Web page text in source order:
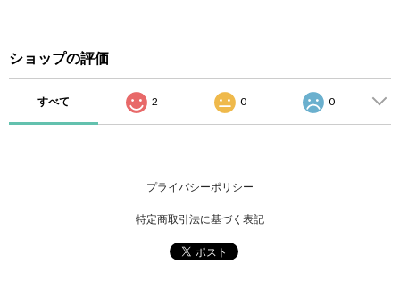
ショップの評価
すべて 2 0 0
プライバシーポリシー
特定商取引法に基づく表記